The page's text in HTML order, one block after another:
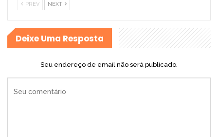
PREV NEXT
Deixe Uma Resposta
Seu endereço de email não será publicado.